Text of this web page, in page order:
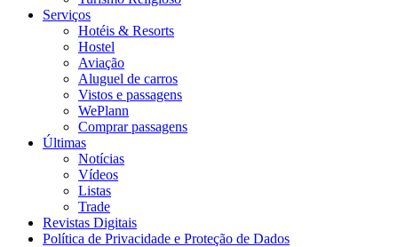
Serviços
Hotéis & Resorts
Hostel
Aviação
Aluguel de carros
Vistos e passagens
WePlann
Comprar passagens
Últimas
Notícias
Vídeos
Listas
Trade
Revistas Digitais
Política de Privacidade e Proteção de Dados